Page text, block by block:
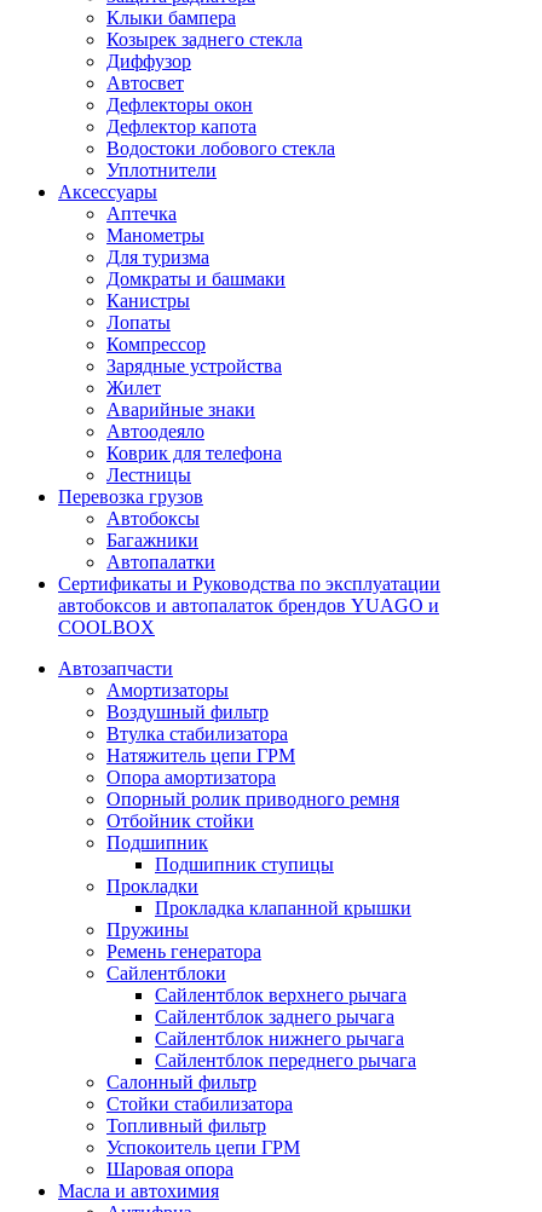
Клыки бампера
Козырек заднего стекла
Диффузор
Автосвет
Дефлекторы окон
Дефлектор капота
Водостоки лобового стекла
Уплотнители
Аксессуары
Аптечка
Манометры
Для туризма
Домкраты и башмаки
Канистры
Лопаты
Компрессор
Зарядные устройства
Жилет
Аварийные знаки
Автоодеяло
Коврик для телефона
Лестницы
Перевозка грузов
Автобоксы
Багажники
Автопалатки
Сертификаты и Руководства по эксплуатации
автобоксов и автопалаток брендов YUAGO и
COOLBOX
Автозапчасти
Амортизаторы
Воздушный фильтр
Втулка стабилизатора
Натяжитель цепи ГРМ
Опора амортизатора
Опорный ролик приводного ремня
Отбойник стойки
Подшипник
Подшипник ступицы
Прокладки
Прокладка клапанной крышки
Пружины
Ремень генератора
Сайлентблоки
Сайлентблок верхнего рычага
Сайлентблок заднего рычага
Сайлентблок нижнего рычага
Сайлентблок переднего рычага
Салонный фильтр
Стойки стабилизатора
Топливный фильтр
Успокоитель цепи ГРМ
Шаровая опора
Масла и автохимия